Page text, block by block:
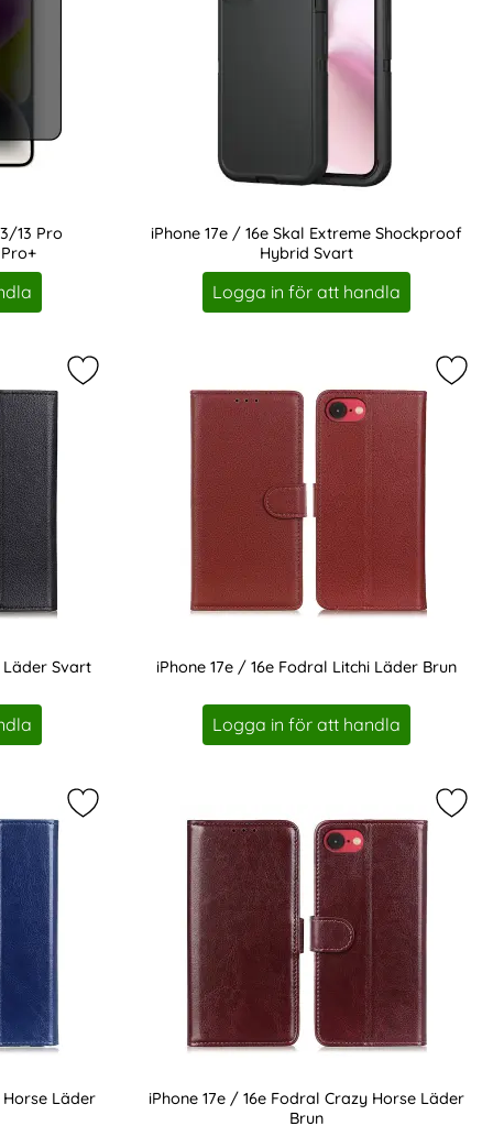
13 Pro
iPhone 17e / 16e Skal Extreme Shockproof
Hybrid Svart
Art. nr 237468
Logga in för att handla
Shockproof Hybrid Svart/Grå som favorit
Läder Svart
Markera iPhone 17e / 16e Fodral Litchi Läder
iPhone 17e / 16e Fodral Litchi Läder Brun
Art. nr 237473
Logga in för att handla
Horse Läder Röd som favorit
Horse Läder
Markera iPhone 17e / 16e Fodral Crazy Horse
iPhone 17e / 16e Fodral Crazy Horse Läder
Brun